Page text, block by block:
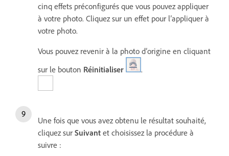
cinq effets préconfigurés que vous pouvez appliquer
à votre photo. Cliquez sur un effet pour l’appliquer à
votre photo.
Vous pouvez revenir à la photo d’origine en cliquant
sur le bouton Réinitialiser .
Une fois que vous avez obtenu le résultat souhaité,
cliquez sur Suivant et choisissez la procédure à
suivre :